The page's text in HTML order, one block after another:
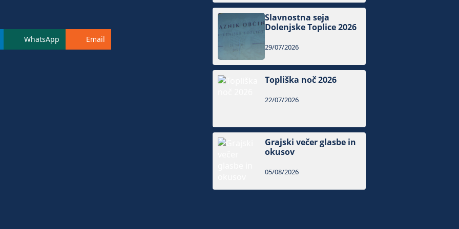
WhatsApp Email
Slavnostna seja
Dolenjske Toplice 2026
29/07/2026
Topliška noč 2026
22/07/2026
Grajski večer glasbe in
okusov
05/08/2026